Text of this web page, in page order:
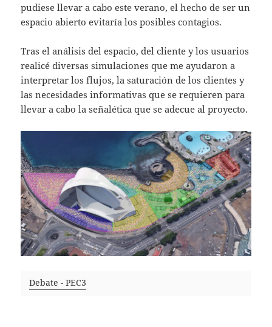
pudiese llevar a cabo este verano, el hecho de ser un
espacio abierto evitaría los posibles contagios.
Tras el análisis del espacio, del cliente y los usuarios
realicé diversas simulaciones que me ayudaron a
interpretar los flujos, la saturación de los clientes y
las necesidades informativas que se requieren para
llevar a cabo la señalética que se adecue al proyecto.
Debate - PEC3